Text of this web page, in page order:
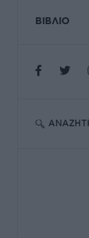
ΒΙΒΛΙΟ